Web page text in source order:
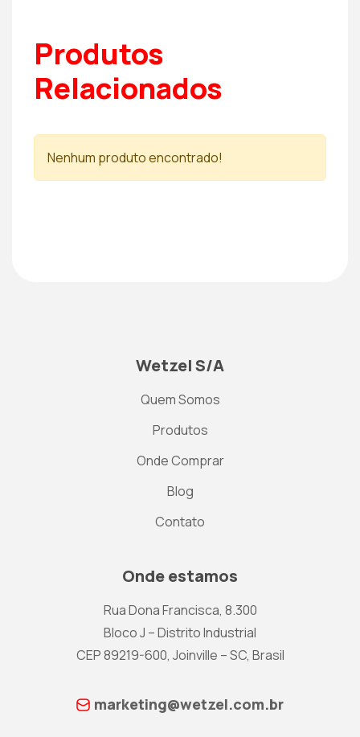
Produtos
Relacionados
Nenhum produto encontrado!
Wetzel S/A
Quem Somos
Produtos
Onde Comprar
Blog
Contato
Onde estamos
Rua Dona Francisca, 8.300
Bloco J – Distrito Industrial
CEP 89219-600, Joinville – SC, Brasil
marketing@wetzel.com.br